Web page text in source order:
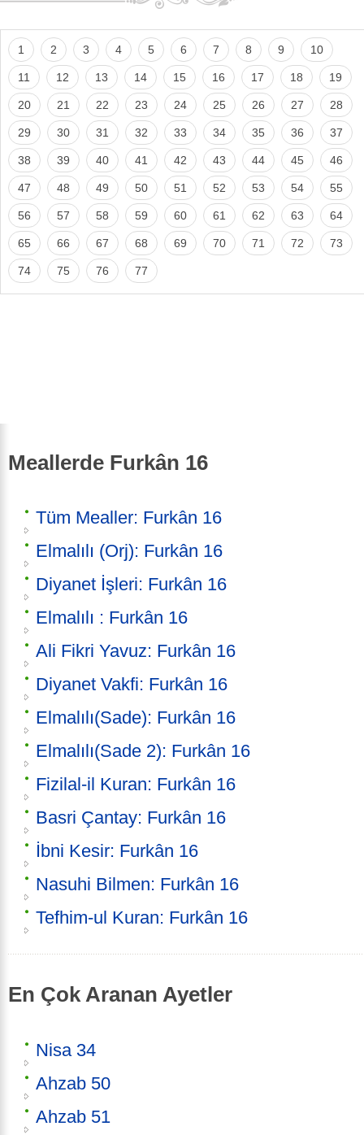
1 2 3 4 5 6 7 8 9 10
11 12 13 14 15 16 17 18 19
20 21 22 23 24 25 26 27 28
29 30 31 32 33 34 35 36 37
38 39 40 41 42 43 44 45 46
47 48 49 50 51 52 53 54 55
56 57 58 59 60 61 62 63 64
65 66 67 68 69 70 71 72 73
74 75 76 77
Meallerde Furkân 16
Tüm Mealler: Furkân 16
Elmalılı (Orj): Furkân 16
Diyanet İşleri: Furkân 16
Elmalılı : Furkân 16
Ali Fikri Yavuz: Furkân 16
Diyanet Vakfi: Furkân 16
Elmalılı(Sade): Furkân 16
Elmalılı(Sade 2): Furkân 16
Fizilal-il Kuran: Furkân 16
Basri Çantay: Furkân 16
İbni Kesir: Furkân 16
Nasuhi Bilmen: Furkân 16
Tefhim-ul Kuran: Furkân 16
En Çok Aranan Ayetler
Nisa 34
Ahzab 50
Ahzab 51